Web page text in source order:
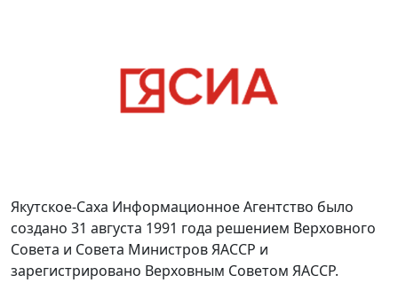
Якутское-Саха Информационное Агентство было
создано 31 августа 1991 года решением Верховного
Совета и Совета Министров ЯАССР и
зарегистрировано Верховным Советом ЯАССР.